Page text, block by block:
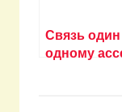
Связь один
одному